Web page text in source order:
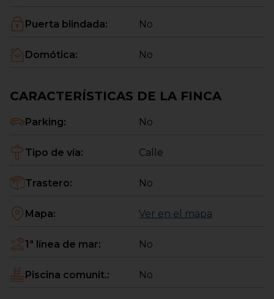
Puerta blindada: No
Domótica: No
CARACTERÍSTICAS DE LA FINCA
Parking: No
Tipo de vía: Calle
Trastero: No
Mapa: Ver en el mapa
1ª línea de mar: No
Piscina comunit.: No